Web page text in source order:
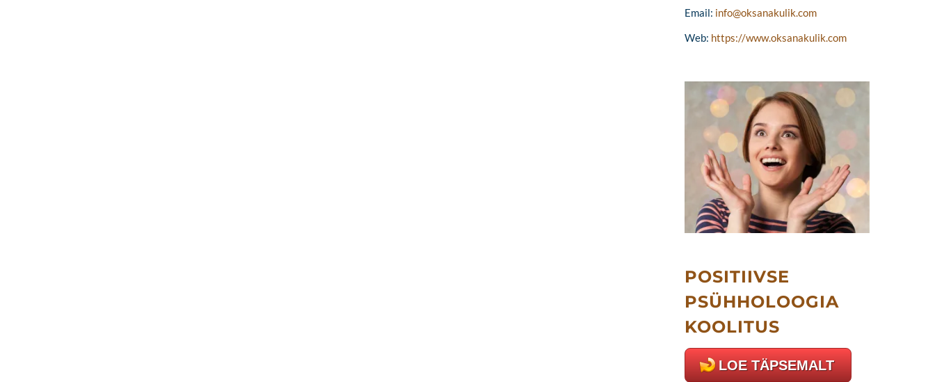
Email: info@oksanakulik.com
Web: https://www.oksanakulik.com
POSITIIVSE
PSÜHHOLOOGIA
KOOLITUS
LOE TÄPSEMALT